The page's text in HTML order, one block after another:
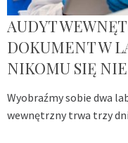
AUDYT
DOKUMENT W
NIKOMU SIĘ
Wyobraźmy sobie dwa
wewnętrzny trwa trzy